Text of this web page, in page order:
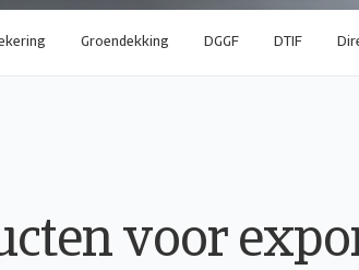
Groendekking DGGF DTIF
voor